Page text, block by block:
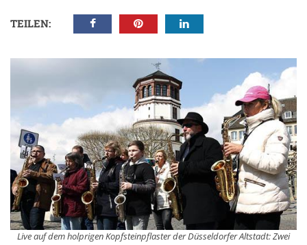
TEILEN:
Live auf dem holprigen Kopfsteinpflaster der Düsseldorfer Altstadt: Zwei